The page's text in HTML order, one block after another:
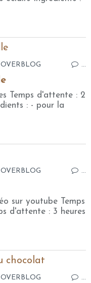
…
Temps d'attente : 2
: - pour la
…
sur youtube Temps
d'attente : 3 heures
…